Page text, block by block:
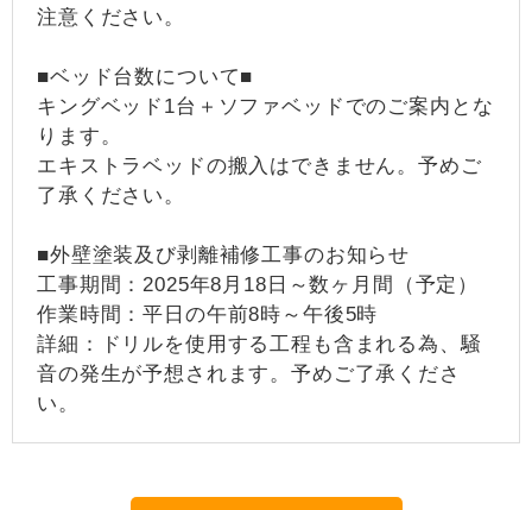
注意ください。
■ベッド台数について■
キングベッド1台＋ソファベッドでのご案内とな
ります。
エキストラベッドの搬入はできません。予めご
了承ください。
■外壁塗装及び剥離補修工事のお知らせ
工事期間：2025年8月18日～数ヶ月間（予定）
作業時間：平日の午前8時～午後5時
詳細：ドリルを使用する工程も含まれる為、騒
音の発生が予想されます。予めご了承くださ
い。